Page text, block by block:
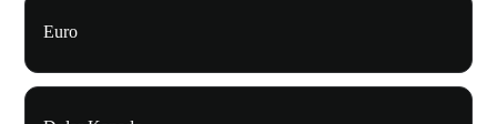
Euro